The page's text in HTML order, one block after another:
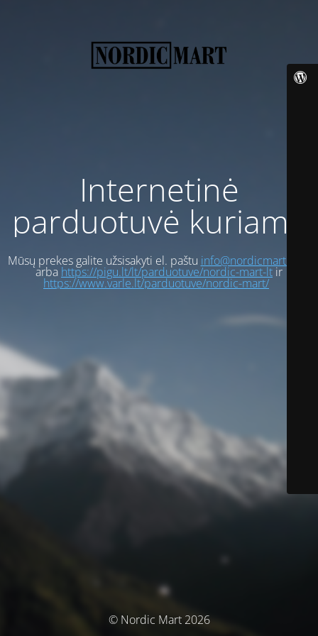
Internetinė
parduotuvė kuriama
Mūsų prekes galite užsisakyti el. paštu info@nordicmart.com
arba https://pigu.lt/lt/parduotuve/nordic-mart-ltir
https://www.varle.lt/parduotuve/nordic-mart/
© Nordic Mart 2026